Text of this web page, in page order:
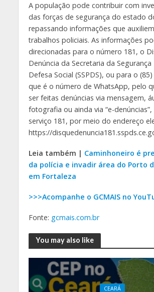
A população pode contribuir com
das forças de segurança do estado
repassando informações que
trabalhos policiais. As informações
direcionadas para o número 181, o
Denúncia da Secretaria da Segurança
Defesa Social (SSPDS), ou para o
que é o número de WhatsApp, pelo
ser feitas denúncias via mensagem,
fotografia ou ainda via “e-
serviço 181, por meio do endereço
https://
Leia também | Caminhoneiro é
da polícia e invadir área do Porto
em Fortaleza
>>>Acompanhe o GCMAIS no
Fonte: gcmais.com.br
You may also like
CEARÁ